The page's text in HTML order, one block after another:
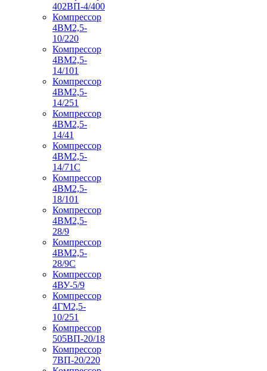
402ВП-4/400
Компрессор
4ВМ2,5-
10/220
Компрессор
4ВМ2,5-
14/101
Компрессор
4ВМ2,5-
14/251
Компрессор
4ВМ2,5-
14/41
Компрессор
4ВМ2,5-
14/71C
Компрессор
4ВМ2,5-
18/101
Компрессор
4ВМ2,5-
28/9
Компрессор
4ВМ2,5-
28/9С
Компрессор
4ВУ-5/9
Компрессор
4ГМ2,5-
10/251
Компрессор
505ВП-20/18
Компрессор
7ВП-20/220